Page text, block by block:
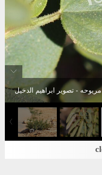
مريوحه - تصوير ابراهيم الدخيل